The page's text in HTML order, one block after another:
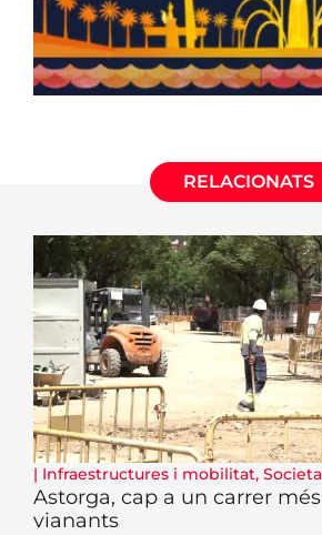
RELACIONATS
| Infraestructures i mobilitat,
Astorga, cap a un carrer
vianants